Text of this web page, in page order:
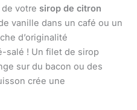
votre sirop de citron
vanille dans un café ou un
d’originalité
salé ! Un filet de sirop
sur du bacon ou des
crée une